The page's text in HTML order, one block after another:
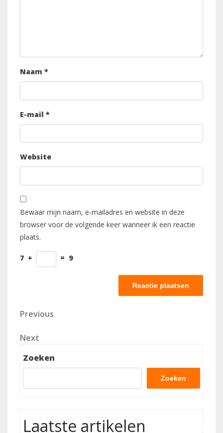
Naam *
E-mail *
Website
Bewaar mijn naam, e-mailadres en website in deze
browser voor de volgende keer wanneer ik een reactie
plaats.
7 + = 9
Berichtnavigatie
Previous
Previous
Next
Post
Next
Zoeken
Zoeken
Laatste artikelen